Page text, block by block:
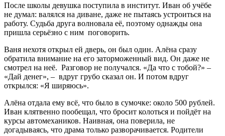
После школы девушка поступила в институт. Иван об учёбе
не думал: валялся на диване, даже не пытаясь устроиться на
работу. Судьба друга волновала её, поэтому однажды она
пришла серьёзно с ним поговорить.
Ваня нехотя открыл ей дверь, он был один. Алёна сразу
обратила внимание на его заторможенный вид. Он даже не
смотрел на неё. Разговор не получался. «Да что с тобой?» –
«Дай денег», – вдруг грубо сказал он. И потом вдруг
открылся: «Я ширяюсь».
Алёна отдала ему всё, что было в сумочке: около 500 рублей.
Иван клятвенно пообещал, что бросит колоться и пойдёт на
курсы автомехаников. Наивная, она поверила, не
догадываясь, что драма только разворачивается. Родители